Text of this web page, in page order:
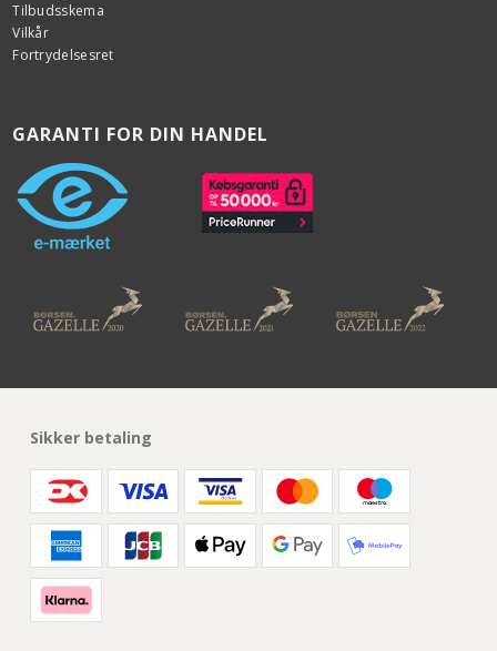
Tilbudsskema
Vilkår
Fortrydelsesret
GARANTI FOR DIN HANDEL
Sikker betaling